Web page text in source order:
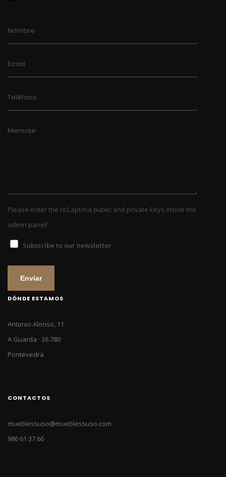
Nombre
Email
Teléfono
Mensaje
Please enter the reCaptcha public and private keys inside the
admin panel!
Subscribe to our newsletter
Enviar
DÓNDE ESTAMOS
Antonio Alonso, 11
A Guarda · 36.780
Pontevedra
CONTACTOS
mueblessuso@mueblessuso.com
986 61 37 66